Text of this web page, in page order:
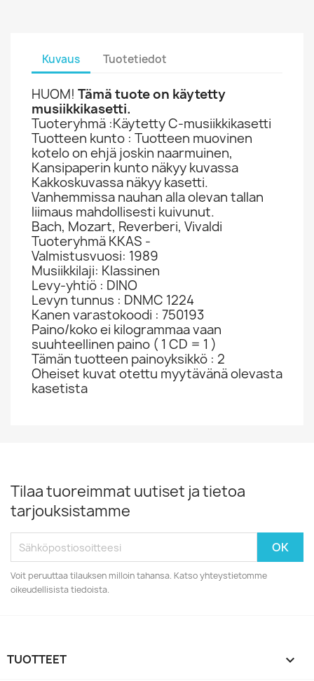
Kuvaus Tuotetiedot
HUOM! Tämä tuote on käytetty
musiikkikasetti.
Tuoteryhmä :Käytetty C-musiikkikasetti
Tuotteen kunto : Tuotteen muovinen
kotelo on ehjä joskin naarmuinen,
Kansipaperin kunto näkyy kuvassa
Kakkoskuvassa näkyy kasetti.
Vanhemmissa nauhan alla olevan tallan
liimaus mahdollisesti kuivunut.
Bach, Mozart, Reverberi, Vivaldi
Tuoteryhmä KKAS -
Valmistusvuosi: 1989
Musiikkilaji: Klassinen
Levy-yhtiö : DINO
Levyn tunnus : DNMC 1224
Kanen varastokoodi : 750193
Paino/koko ei kilogrammaa vaan
suuhteellinen paino ( 1 CD = 1 )
Tämän tuotteen painoyksikkö : 2
Oheiset kuvat otettu myytävänä olevasta
kasetista
Tilaa tuoreimmat uutiset ja tietoa
tarjouksistamme
Voit peruuttaa tilauksen milloin tahansa. Katso yhteystietomme
oikeudellisista tiedoista.
TUOTTEET 